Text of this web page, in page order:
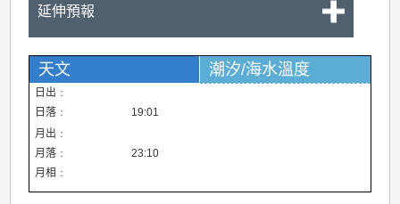
延伸預報
天文
日出﹕
日落﹕
19:01
月出﹕
月落﹕
23:10
月相﹕
潮汐/海水溫度